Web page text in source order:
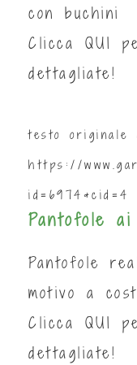
con buchini
Clicca QUI
dettagliate!
testo originale
https://
id=6974&cid=4
Pantofole
Pantofole
motivo a
Clicca QUI
dettagliate!